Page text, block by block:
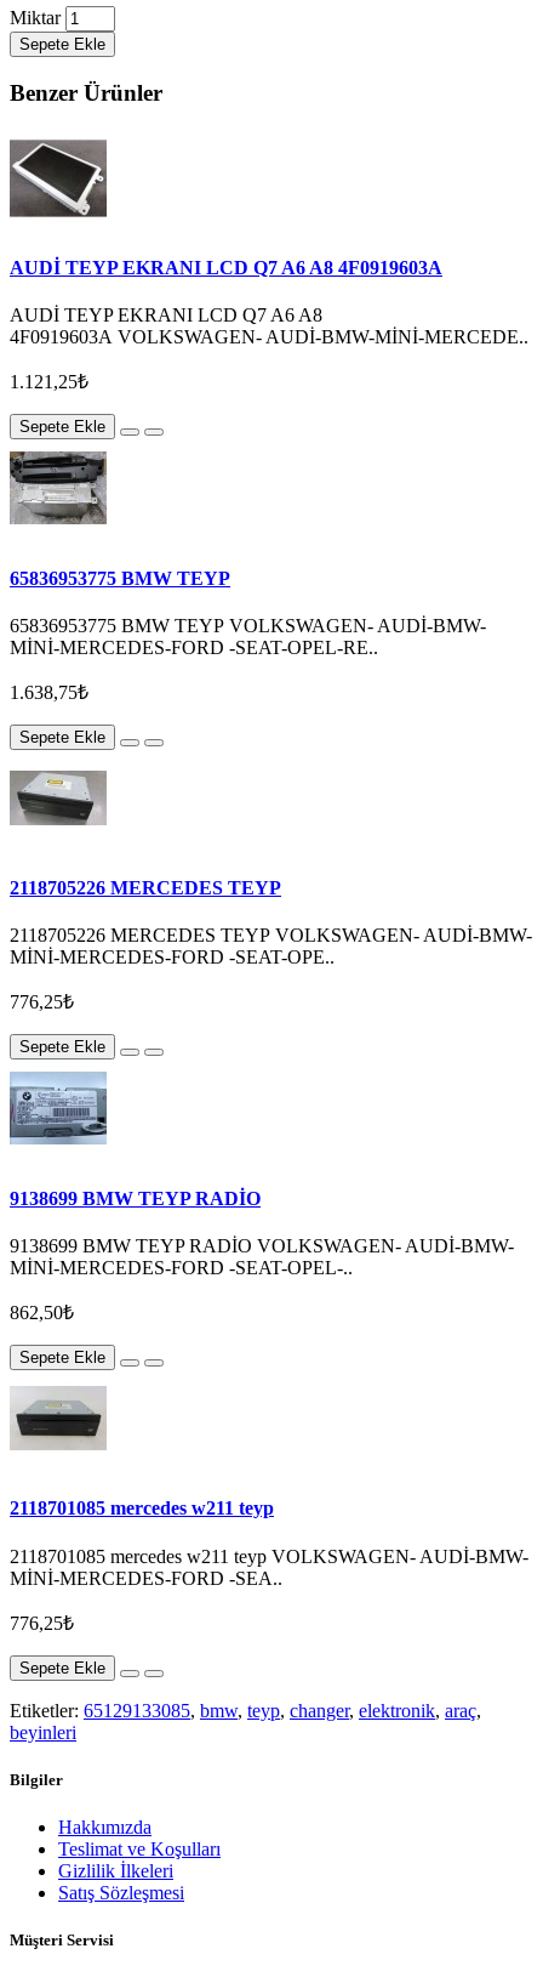
Miktar
Sepete Ekle
Benzer Ürünler
AUDİ TEYP EKRANI LCD Q7 A6 A8 4F0919603A
AUDİ TEYP EKRANI LCD Q7 A6 A8
4F0919603A VOLKSWAGEN- AUDİ-BMW-MİNİ-MERCEDE..
1.121,25₺
Sepete Ekle
65836953775 BMW TEYP
65836953775 BMW TEYP VOLKSWAGEN- AUDİ-BMW-
MİNİ-MERCEDES-FORD -SEAT-OPEL-RE..
1.638,75₺
Sepete Ekle
2118705226 MERCEDES TEYP
2118705226 MERCEDES TEYP VOLKSWAGEN- AUDİ-BMW-
MİNİ-MERCEDES-FORD -SEAT-OPE..
776,25₺
Sepete Ekle
9138699 BMW TEYP RADİO
9138699 BMW TEYP RADİO VOLKSWAGEN- AUDİ-BMW-
MİNİ-MERCEDES-FORD -SEAT-OPEL-..
862,50₺
Sepete Ekle
2118701085 mercedes w211 teyp
2118701085 mercedes w211 teyp VOLKSWAGEN- AUDİ-BMW-
MİNİ-MERCEDES-FORD -SEA..
776,25₺
Sepete Ekle
Etiketler: 65129133085, bmw, teyp, changer, elektronik, araç,
beyinleri
Bilgiler
Hakkımızda
Teslimat ve Koşulları
Gizlilik İlkeleri
Satış Sözleşmesi
Müşteri Servisi